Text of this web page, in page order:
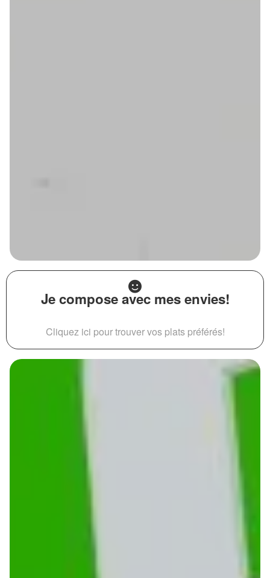
Je compose avec mes envies!
Cliquez ici pour trouver vos plats préférés!